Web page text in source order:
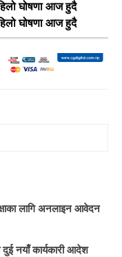
घोषणा आज हुदै
घोषणा आज हुदै
लागि अनलाइन आवेदन
दुई नयाँ कार्यकारी आदेश